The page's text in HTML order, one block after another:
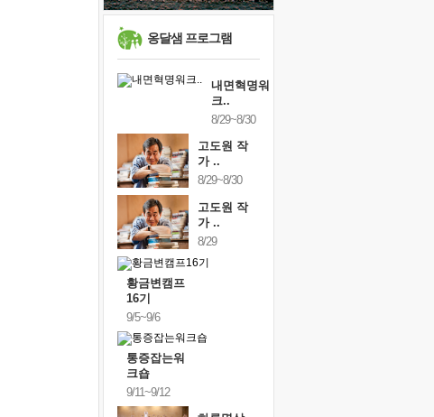
유년 시절의 부산 영도 바다
못된 꼰대들
너무 황홀한 꽃들이여!
옹달샘 프로그램
내면혁명워
크..
8/29~8/30
고도원 작
가 ..
8/29~8/30
고도원 작
가 ..
8/29
황금변캠프
16기
9/5~9/6
통증잡는워
크숍
9/11~9/12